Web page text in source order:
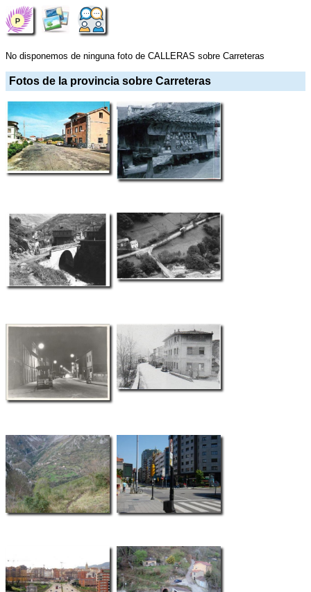
No disponemos de ninguna foto de CALLERAS sobre Carreteras
Fotos de la provincia sobre Carreteras